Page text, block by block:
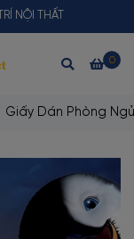
NỘI THẤT
0
Giấy Dán Phòng